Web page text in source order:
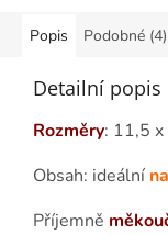
Popis Podobné (4)
Detailní
Rozměry: 11,5
Obsah: ideální
Příjemně